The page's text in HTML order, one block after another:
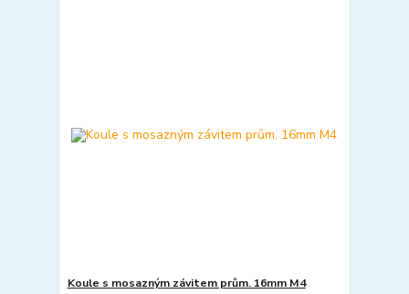
Koule s mosazným závitem prům. 16mm M4